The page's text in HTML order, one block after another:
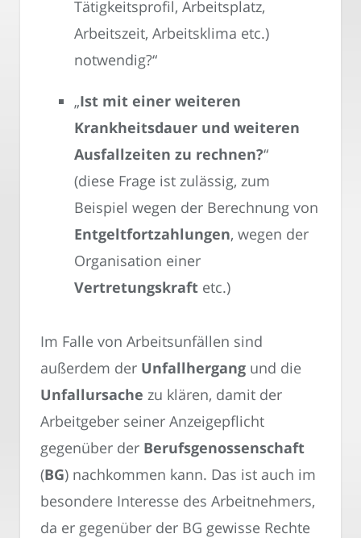
Tätigkeitsprofil, Arbeitsplatz,
Arbeitszeit, Arbeitsklima etc.)
notwendig?“
„Ist mit einer weiteren
Krankheitsdauer und weiteren
Ausfallzeiten zu rechnen?“
(diese Frage ist zulässig, zum
Beispiel wegen der Berechnung von
Entgeltfortzahlungen, wegen der
Organisation einer
Vertretungskraft etc.)
Im Falle von Arbeitsunfällen sind
außerdem der Unfallhergang und die
Unfallursache zu klären, damit der
Arbeitgeber seiner Anzeigepflicht
gegenüber der Berufsgenossenschaft
(BG) nachkommen kann. Das ist auch im
besondere Interesse des Arbeitnehmers,
da er gegenüber der BG gewisse Rechte